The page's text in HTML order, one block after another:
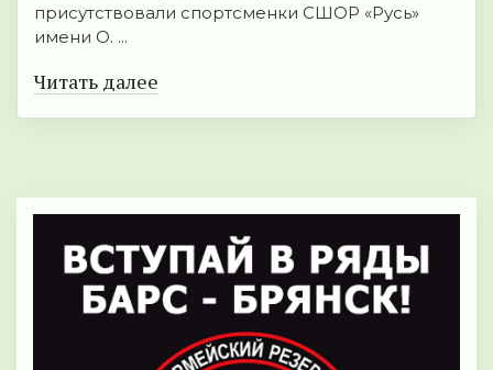
присутствовали спортсменки СШОР «Русь»
имени О. ...
Читать далее